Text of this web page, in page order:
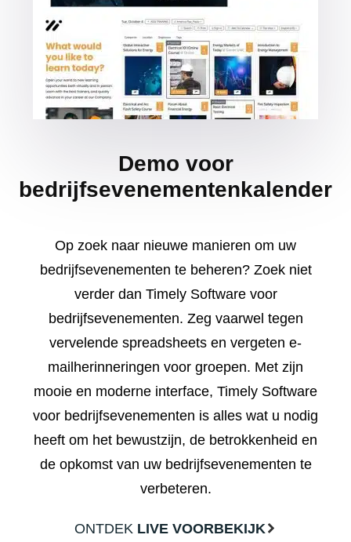
Demo voor
bedrijfsevenementenkalender
Op zoek naar nieuwe manieren om uw
bedrijfsevenementen te beheren? Zoek niet
verder dan Timely Software voor
bedrijfsevenementen. Zeg vaarwel tegen
vervelende spreadsheets en vergeten e-
mailherinneringen voor groepen. Met zijn
mooie en moderne interface, Timely Software
voor bedrijfsevenementen is alles wat u nodig
heeft om het bewustzijn, de betrokkenheid en
de opkomst van uw bedrijfsevenementen te
verbeteren.
ONTDEK LIVE VOORBEKIJK